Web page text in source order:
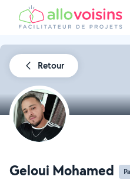
Retour
Geloui Mohamed